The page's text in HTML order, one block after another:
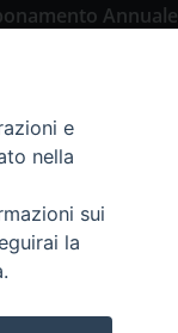
Annuale
Singola
e
nella
sui
la